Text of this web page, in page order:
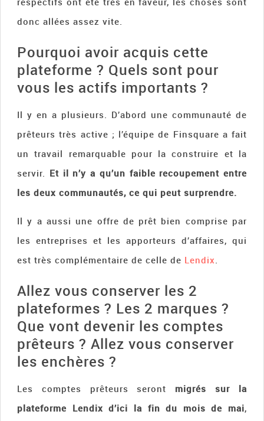
donc allées assez vite.
Pourquoi avoir acquis cette
plateforme ? Quels sont pour
vous les actifs importants ?
Il y en a plusieurs. D’abord une communauté de
prêteurs très active ; l’équipe de Finsquare a fait
un travail remarquable pour la construire et la
servir. Et il n’y a qu’un faible recoupement entre
les deux communautés, ce qui peut surprendre.
Il y a aussi une offre de prêt bien comprise par
les entreprises et les apporteurs d’affaires, qui
est très complémentaire de celle de Lendix.
Allez vous conserver les 2
plateformes ? Les 2 marques ?
Que vont devenir les comptes
prêteurs ? Allez vous conserver
les enchères ?
Les comptes prêteurs seront migrés sur la
plateforme Lendix d’ici la fin du mois de mai,